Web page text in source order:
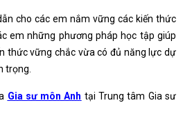
cho các em nắm vững các kiến thức
em những phương pháp học tập giúp
thức vững chắc vừa có đủ năng lực dự
trọng.
Gia sư môn Anh tại Trung tâm Gia sư